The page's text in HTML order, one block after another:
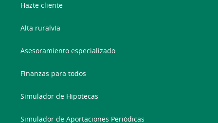
Hazte cliente
Alta ruralvía
Asesoramiento especializado
Finanzas para todos
Simulador de Hipotecas
Simulador de Aportaciones Periódicas